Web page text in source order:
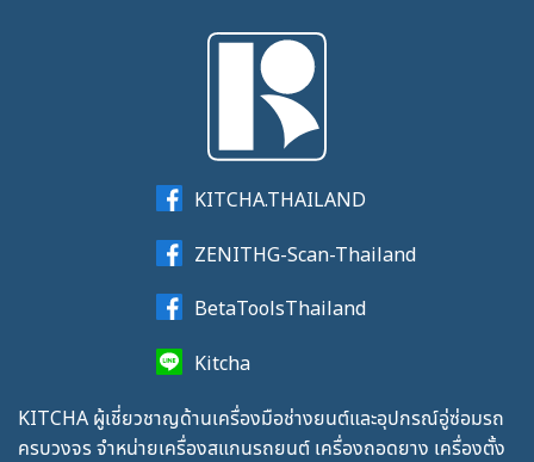
KITCHA.THAILAND
ZENITHG-Scan-Thailand
BetaToolsThailand
Kitcha
KITCHA ผู้เชี่ยวชาญด้านเครื่องมือช่างยนต์และอุปกรณ์อู่ซ่อมรถ
ครบวงจร จำหน่ายเครื่องสแกนรถยนต์ เครื่องถอดยาง เครื่องตั้ง